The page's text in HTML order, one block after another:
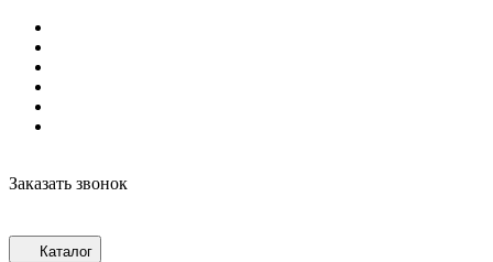
Заказать звонок
Каталог